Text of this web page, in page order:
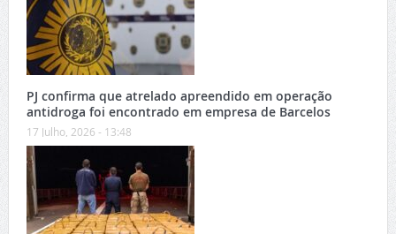
PJ confirma que atrelado apreendido em operação
antidroga foi encontrado em empresa de Barcelos
17 Julho, 2026 - 13:48